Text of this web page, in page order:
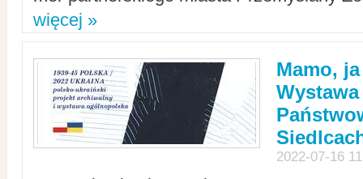
więcej »
Mamo,
2022-07-16